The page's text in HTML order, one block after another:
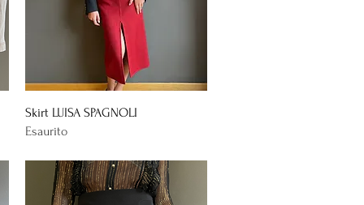
Vista rapida
Skirt LUISA SPAGNOLI
Esaurito